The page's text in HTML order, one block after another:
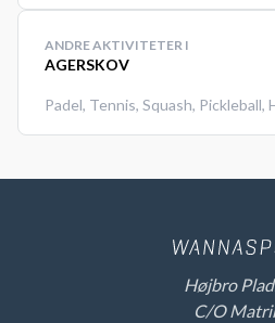
ANDRE AKTIVITETER I
AGERSKOV
Padel, Tennis, Squash, Pickleball,
Højbro
C/O